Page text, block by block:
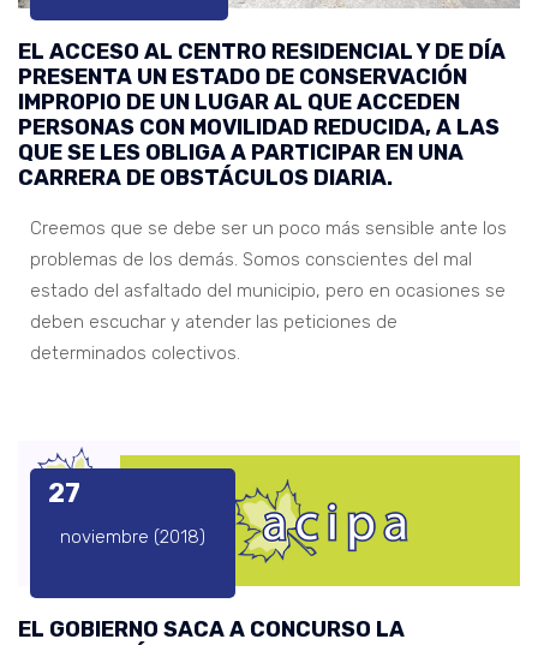
EL ACCESO AL CENTRO RESIDENCIAL Y DE DÍA
PRESENTA UN ESTADO DE CONSERVACIÓN
IMPROPIO DE UN LUGAR AL QUE ACCEDEN
PERSONAS CON MOVILIDAD REDUCIDA, A LAS
QUE SE LES OBLIGA A PARTICIPAR EN UNA
CARRERA DE OBSTÁCULOS DIARIA.
Creemos que se debe ser un poco más sensible ante los
problemas de los demás. Somos conscientes del mal
estado del asfaltado del municipio, pero en ocasiones se
deben escuchar y atender las peticiones de
determinados colectivos.
27
noviembre (2018)
EL GOBIERNO SACA A CONCURSO LA